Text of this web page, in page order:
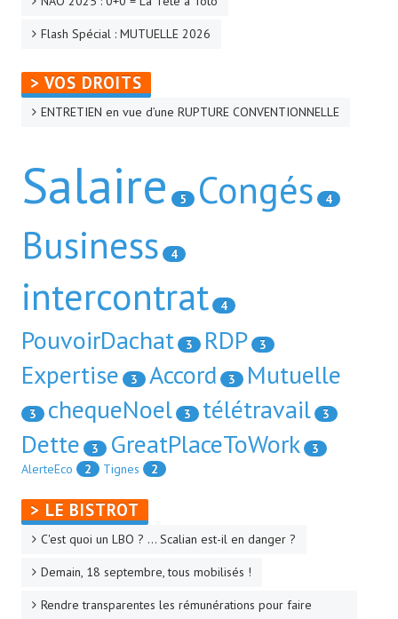
Flash Spécial : MUTUELLE 2026
> VOS DROITS
ENTRETIEN en vue d’une RUPTURE CONVENTIONNELLE
Salaire 5 Congés 4
Business 4
intercontrat 4
PouvoirDachat 3 RDP 3
Expertise 3 Accord 3 Mutuelle
3 chequeNoel 3 télétravail 3
Dette 3 GreatPlaceToWork
3
AlerteEco
2 Tignes 2
> LE BISTROT
C'est quoi un LBO ? ... Scalian est-il en danger ?
Demain, 18 septembre, tous mobilisés !
Rendre transparentes les rémunérations pour faire